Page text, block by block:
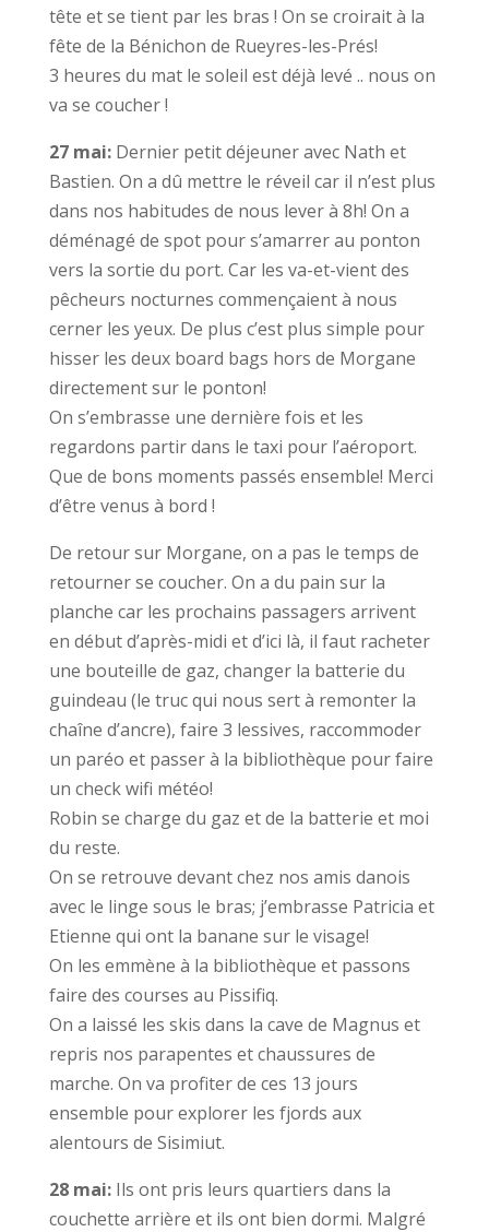
tête et se tient par les bras ! On se croirait à la
fête de la Bénichon de Rueyres-les-Prés!
3 heures du mat le soleil est déjà levé .. nous on
va se coucher !
27 mai:Dernier petit déjeuner avec Nath et
Bastien. On a dû mettre le réveil car il n’est plus
dans nos habitudes de nous lever à 8h! On a
déménagé de spot pour s’amarrer au ponton
vers la sortie du port. Car les va-et-vient des
pêcheurs nocturnes commençaient à nous
cerner les yeux. De plus c’est plus simple pour
hisser les deux board bags hors de Morgane
directement sur le ponton!
On s’embrasse une dernière fois et les
regardons partir dans le taxi pour l’aéroport.
Que de bons moments passés ensemble! Merci
d’être venus à bord !
De retour sur Morgane, on a pas le temps de
retourner se coucher. On a du pain sur la
planche car les prochains passagers arrivent
en début d’après-midi et d’ici là, il faut racheter
une bouteille de gaz, changer la batterie du
guindeau (le truc qui nous sert à remonter la
chaîne d’ancre), faire 3 lessives, raccommoder
un paréo et passer à la bibliothèque pour faire
un check wifi météo!
Robin se charge du gaz et de la batterie et moi
du reste.
On se retrouve devant chez nos amis danois
avec le linge sous le bras; j’embrasse Patricia et
Etienne qui ont la banane sur le visage!
On les emmène à la bibliothèque et passons
faire des courses au Pissifiq.
On a laissé les skis dans la cave de Magnus et
repris nos parapentes et chaussures de
marche. On va profiter de ces 13 jours
ensemble pour explorer les fjords aux
alentours de Sisimiut.
28 mai:Ils ont pris leurs quartiers dans la
couchette arrière et ils ont bien dormi. Malgré